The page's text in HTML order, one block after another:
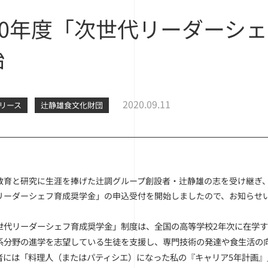
年度「次世代リーダーシ
ース 辻静雄食文化財団 2020.09.11
育と研究に生涯を捧げた辻調グループ創設者・辻静雄の志を受け継
ーダーシェフ育成奨学金」の申込受付を開始しましたので、お知らせ
代リーダーシェフ育成奨学金」制度は、全国の高等学校2年次に在学
分野の進学を志望している生徒を支援し、専門技術の発達や食生活
には 「料理人（またはパティシエ）になった私の『キャリア5年計画